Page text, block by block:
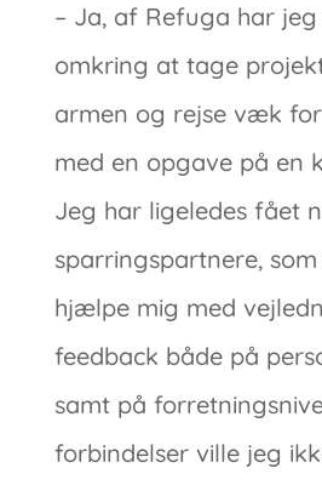
– Ja, af Refuga har
omkring at tage
armen og rejse væk
med en opgave på en
Jeg har ligeledes fået
sparringspartnere,
hjælpe mig med
feedback både på
samt på
forbindelser ville jeg